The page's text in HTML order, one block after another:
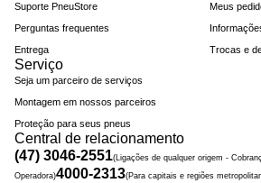
Suporte PneuStore
Perguntas frequentes
Entrega
Meus
Trocas e
Serviço
Seja um parceiro de serviços
Montagem em nossos parceiros
Proteção para seus pneus
Central de relacionamento
(47) 3046-2551(Ligações de qualquer origem -
Operadora)4000-2313(Para capitais e regiões